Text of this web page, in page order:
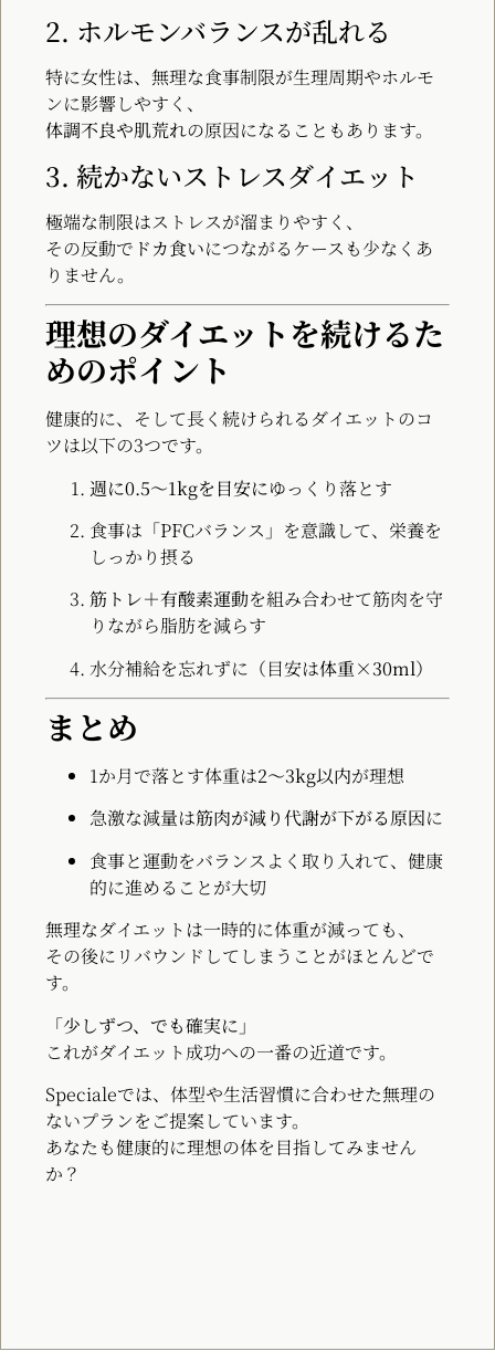
2. ホルモンバランスが乱れる
特に女性は、無理な食事制限が生理周期やホルモ
ンに影響しやすく、
体調不良や肌荒れの原因になることもあります。
3. 続かないストレスダイエット
極端な制限はストレスが溜まりやすく、
その反動で ドカ食いにつながるケースも少なくあ
りません。
理想のダイエットを続けるた
めのポイント
健康的に、そして長く続けられるダイエットのコ
ツは以下の3つです。
週に0.5〜1kgを目安にゆっくり落とす
食事は「PFCバランス」を意識して、栄養を
しっかり摂る
筋トレ＋有酸素運動を組み合わせて筋肉を守
りながら脂肪を減らす
水分補給を忘れずに（目安は体重×30ml）
まとめ
1か月で落とす体重は2〜3kg以内が理想
急激な減量は筋肉が減り代謝が下がる原因に
食事と運動をバランスよく取り入れて、健康
的に進めることが大切
無理なダイエットは一時的に体重が減っても、
その後にリバウンドしてしまうことがほとんどで
す。
「少しずつ、でも確実に」
これがダイエット成功への一番の近道です。
Specialeでは、体型や生活習慣に合わせた無理の
ないプランをご提案しています。
あなたも健康的に理想の体を目指してみません
か？